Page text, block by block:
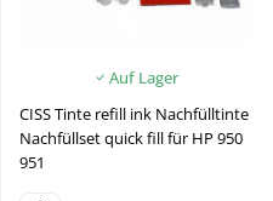
Auf Lager
CISS Tinte refill ink Nachfülltinte
Nachfüllset quick fill für HP 950
951